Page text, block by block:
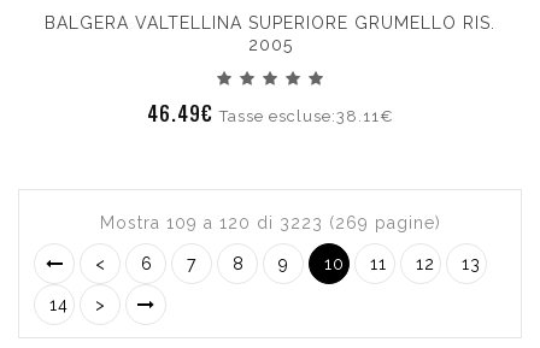
BALGERA VALTELLINA SUPERIORE GRUMELLO RIS.
2005
46.49€Tasse escluse:38.11€
Mostra 109 a 120 di 3223 (269 pagine)
< 6 7 8 9 10 11 12 13
14 >